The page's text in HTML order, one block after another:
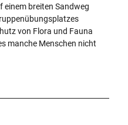
einem breiten Sandweg
von Flora und Fauna
manche Menschen nicht